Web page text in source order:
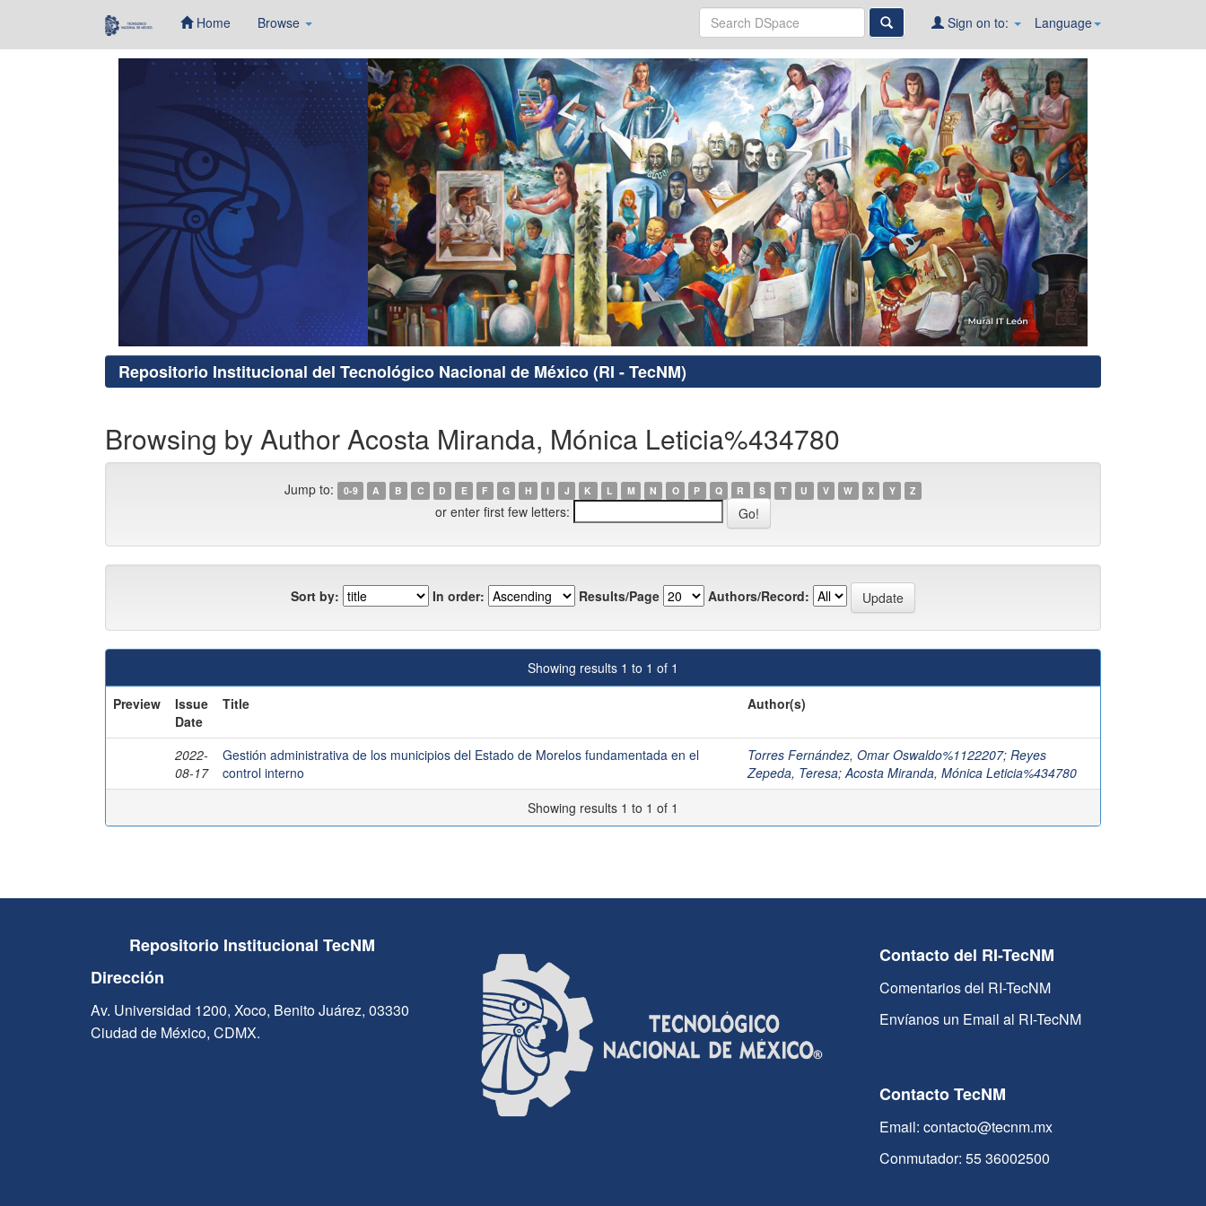
Home Browse Language
Sign on to:
Repositorio Institucional del Tecnológico Nacional de México (RI - TecNM)
Browsing by Author Acosta Miranda, Mónica Leticia%434780
Jump to: 0-9 A B C D E F G H I J K L M N O P Q R S T U V W X Y Z
or enter first few letters:
Sort by: In order: Results/Page Authors/Record:
Showing results 1 to 1 of 1
Preview
Issue
Date
Title Author(s)
2022-
08-17
Gestión administrativa de los municipios del Estado de Morelos fundamentada en el
control interno
Torres Fernández, Omar Oswaldo%1122207; Reyes
Zepeda, Teresa;Acosta Miranda, Mónica Leticia%434780
Showing results 1 to 1 of 1
Repositorio Institucional TecNM
Dirección
Av. Universidad 1200, Xoco, Benito Juárez, 03330
Ciudad de México, CDMX.
Contacto del RI-TecNM
Comentarios del RI-TecNM
Envíanos un Email al RI-TecNM
Contacto TecNM
Email: contacto@tecnm.mx
Conmutador: 55 36002500